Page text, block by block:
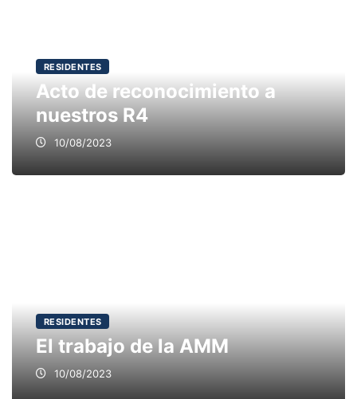
RESIDENTES
Acto de reconocimiento a
nuestros R4
10/08/2023
RESIDENTES
El trabajo de la AMM
10/08/2023